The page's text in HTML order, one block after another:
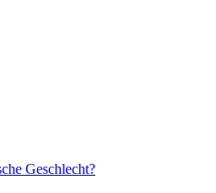
Geschlecht?